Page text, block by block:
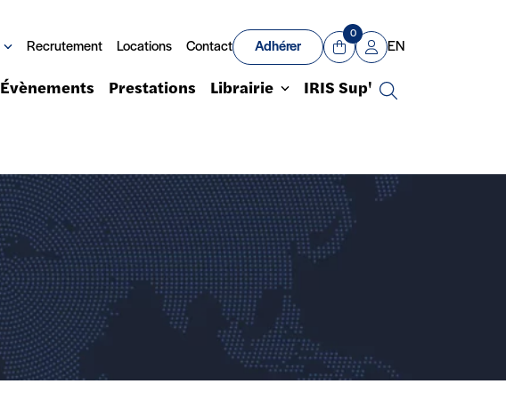
Recrutement Locations Contact Adhérer
Panier
0
Mon compte
EN
Évènements Prestations Librairie IRIS Sup'
Recherche